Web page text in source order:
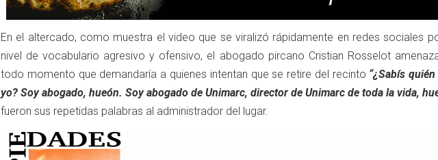
En el altercado, como muestra el video que se viralizó rápidamente en redes sociales
nivel de vocabulario agresivo y ofensivo, el abogado pircano Cristian Rosselot
todo momento que demandaría a quienes intentan que se retire del recinto “¿Sabís
yo? Soy abogado, hueón. Soy abogado de Unimarc, director de Unimarc de toda la vida,
fueron sus repetidas palabras al administrador del lugar.